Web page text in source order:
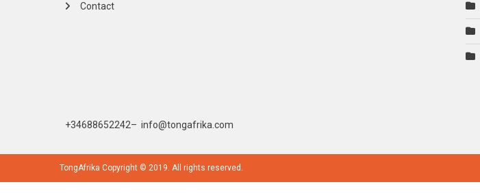
Contact
+34688652242– info@tongafrika.com
TongAfrika Copyright © 2019. All rights reserved.